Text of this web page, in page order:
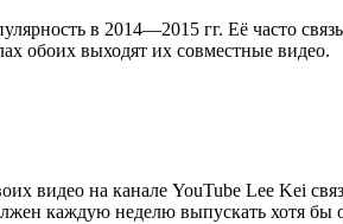
в 2014—2015 гг. Её часто
обоих выходят их совместные видео.
видео на канале YouTube Lee Kei
каждую неделю выпускать хотя бы